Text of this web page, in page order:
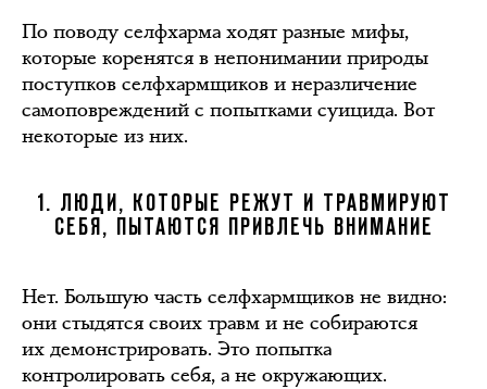
По поводу селфхарма ходят разные мифы,
которые коренятся в непонимании природы
поступков селфхармщиков и неразличение
самоповреждений с попытками суицида. Вот
некоторые из них.
1. ЛЮДИ, КОТОРЫЕ РЕЖУТ И ТРАВМИРУЮТ
СЕБЯ, ПЫТАЮТСЯ ПРИВЛЕЧЬ ВНИМАНИЕ
Нет. Большую часть селфхармщиков не видно:
они стыдятся своих травм и не собираются
их демонстрировать. Это попытка
контролировать себя, а не окружающих.